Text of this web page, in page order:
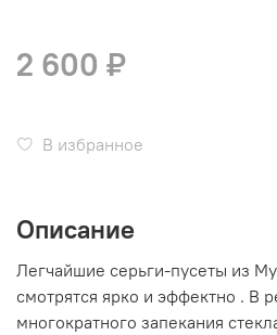
2 600 ₽
В избранное
Описание
Легчайшие серьги-пусеты из
смотрятся ярко и эффектно . В
многократного запекания